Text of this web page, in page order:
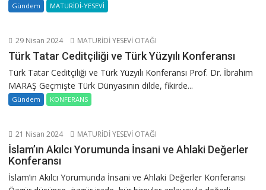
Gündem MATURİDİ-YESEVİ
29 Nisan 2024 MATURİDİ YESEVİ OTAĞI
Türk Tatar Ceditçiliği ve Türk Yüzyılı Konferansı
Türk Tatar Ceditçiliği ve Türk Yüzyılı Konferansı Prof. Dr. İbrahim
MARAŞ Geçmişte Türk Dünyasının dilde, fikirde...
Gündem KONFERANS
21 Nisan 2024 MATURİDİ YESEVİ OTAĞI
İslam’ın Akılcı Yorumunda İnsani ve Ahlaki Değerler
Konferansı
İslam’ın Akılcı Yorumunda İnsani ve Ahlaki Değerler Konferansı